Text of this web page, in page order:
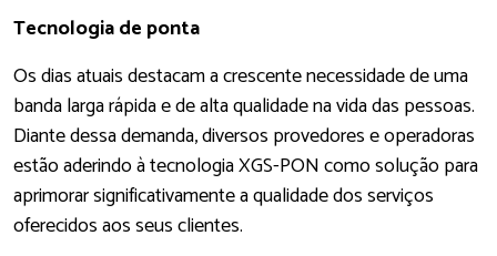
Tecnologia de ponta
Os dias atuais destacam a crescente necessidade de uma
banda larga rápida e de alta qualidade na vida das pessoas.
Diante dessa demanda, diversos provedores e operadoras
estão aderindo à tecnologia XGS-PON como solução para
aprimorar significativamente a qualidade dos serviços
oferecidos aos seus clientes.